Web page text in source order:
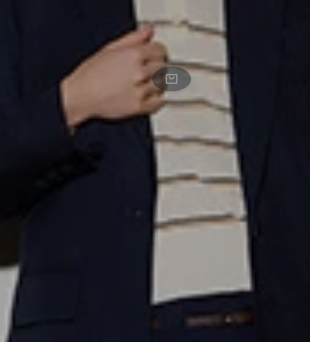
Upim, Polo
Tricot Rasata
Donna, Bianco
Panna, Taglia: L
ACQUISTA ORA
ACQUISTA ORA